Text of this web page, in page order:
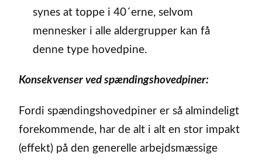
synes at toppe i 40´erne, selvom
mennesker i alle aldergrupper kan få
denne type hovedpine.
Konsekvenser ved spændingshovedpiner:
Fordi spændingshovedpiner er så almindeligt
forekommende, har de alt i alt en stor impakt
(effekt) på den generelle arbejdsmæssige